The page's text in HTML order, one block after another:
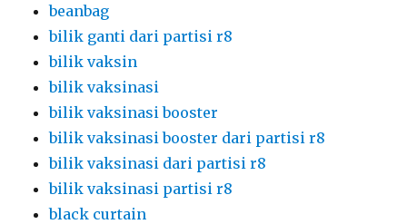
beanbag
bilik ganti dari partisi r8
bilik vaksin
bilik vaksinasi
bilik vaksinasi booster
bilik vaksinasi booster dari partisi r8
bilik vaksinasi dari partisi r8
bilik vaksinasi partisi r8
black curtain